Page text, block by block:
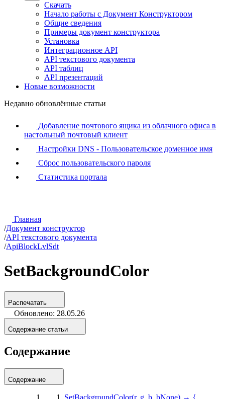
Скачать
Начало работы с Документ Конструктором
Общие сведения
Примеры документ конструктора
Установка
Интеграционное API
API текстового документа
API таблиц
API презентаций
Новые возможности
Недавно обновлённые статьи
Добавление почтового ящика из облачного офиса в
настольный почтовый клиент
Настройки DNS - Пользовательское доменное имя
Сброс пользовательского пароля
Статистика портала
Главная
/Документ конструктор
/API текстового документа
/ApiBlockLvlSdt
SetBackgroundColor
Распечатать
Обновлено: 28.05.26
Содержание статьи
Содержание
Содержание
SetBackgroundColor(r, g, b, bNone) → {